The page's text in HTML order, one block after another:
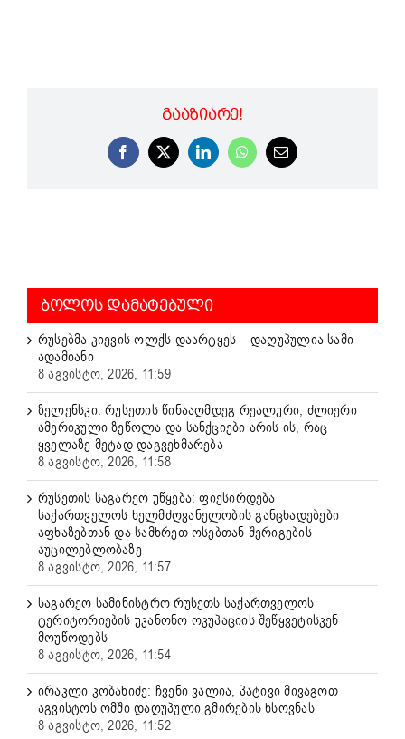
ᲒᲐᲐᲖᲘᲐᲠᲔ!
Facebook
X LinkedInWhatsApp
Email
ᲑᲝᲚᲝᲡ ᲓᲐᲛᲐᲢᲔᲑᲣᲚᲘ
რუსებმა კიევის ოლქს დაარტყეს – დაღუპულია სამი
ადამიანი
8 აგვისტო, 2026, 11:59
ზელენსკი: რუსეთის წინააღმდეგ რეალური, ძლიერი
ამერიკული ზეწოლა და სანქციები არის ის, რაც
ყველაზე მეტად დაგვეხმარება
8 აგვისტო, 2026, 11:58
რუსეთის საგარეო უწყება: ფიქსირდება
საქართველოს ხელმძღვანელობის განცხადებები
აფხაზებთან და სამხრეთ ოსებთან შერიგების
აუცილებლობაზე
8 აგვისტო, 2026, 11:57
საგარეო სამინისტრო რუსეთს საქართველოს
ტერიტორიების უკანონო ოკუპაციის შეწყვეტისკენ
მოუწოდებს
8 აგვისტო, 2026, 11:54
ირაკლი კობახიძე: ჩვენი ვალია, პატივი მივაგოთ
აგვისტოს ომში დაღუპული გმირების ხსოვნას
8 აგვისტო, 2026, 11:52